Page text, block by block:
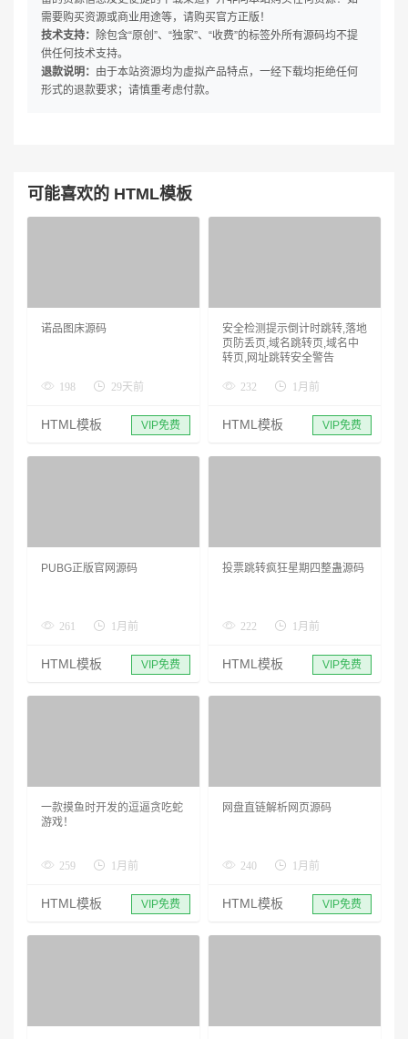
需要购买资源或商业用途等，请购买官方正版！
技术支持：
除包含“原创”、“独家”、“收费”的标签外所有源码均不提
供任何技术支持。
退款说明： 由于本站资源均为虚拟产品特点，一经下载均拒绝任何
形式的退款要求；请慎重考虑付款。
可能喜欢的 HTML模板
诺品图床源码
198 29天前
HTML模板 VIP免费
安全检测提示倒计时跳转,落地
页防丢页,域名跳转页,域名中
转页,网址跳转安全警告
232 1月前
HTML模板 VIP免费
PUBG正版官网源码
261 1月前
HTML模板 VIP免费
投票跳转疯狂星期四整蛊源码
222 1月前
HTML模板 VIP免费
一款摸鱼时开发的逗逼贪吃蛇
游戏！
259 1月前
HTML模板 VIP免费
网盘直链解析网页源码
240 1月前
HTML模板 VIP免费